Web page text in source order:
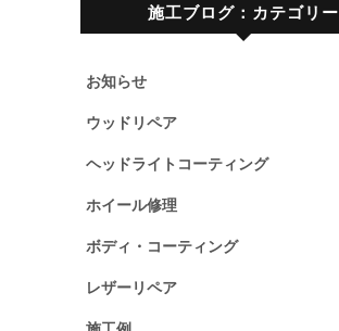
施工ブログ：カテゴリー
お知らせ
ウッドリペア
ヘッドライトコーティング
ホイール修理
ボディ・コーティング
レザーリペア